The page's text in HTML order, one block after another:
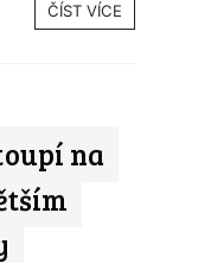
ČÍST VÍCE
na